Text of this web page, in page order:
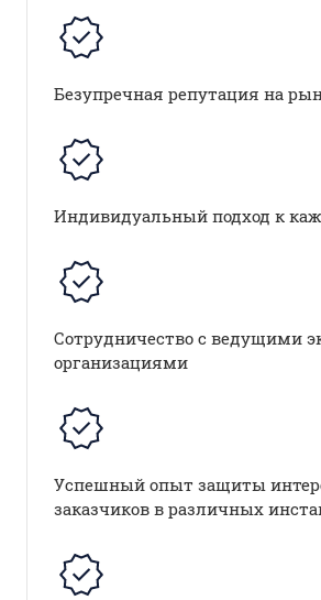
Безупречная репутация на
Индивидуальный подход к
Сотрудничество с ведущими
организациями
Успешный опыт защиты
заказчиков в различных